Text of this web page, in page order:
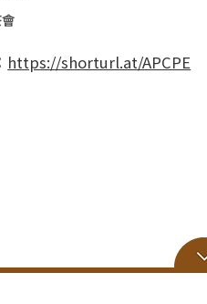
https://shorturl.at/APCPE